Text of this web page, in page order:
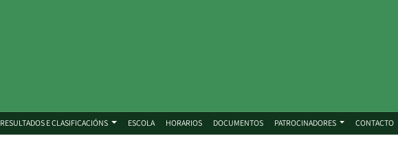
RESULTADOS E CLASIFICACIÓNS ESCOLA HORARIOS DOCUMENTOS PATROCINADORES CONTACTO